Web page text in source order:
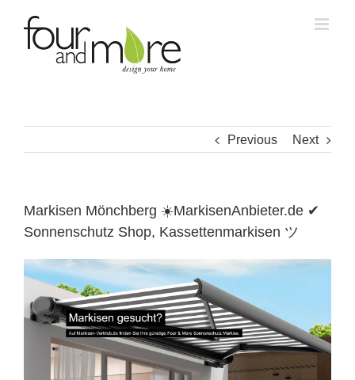
content
Previous Next
Markisen Mönchberg ☀️MarkisenAnbieter.de ✔
Sonnenschutz Shop, Kassettenmarkisen ツ